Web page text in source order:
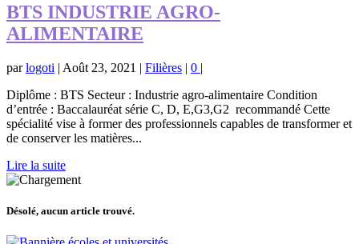
BTS INDUSTRIE AGRO-
ALIMENTAIRE
parlogoti | Août 23, 2021 | Filières | 0 |
Diplôme : BTS Secteur : Industrie agro-alimentaire Condition
d’entrée : Baccalauréat série C, D, E,G3,G2 recommandé Cette
spécialité vise à former des professionnels capables de transformer et
de conserver les matières...
Lire la suite
Désolé, aucun article trouvé.